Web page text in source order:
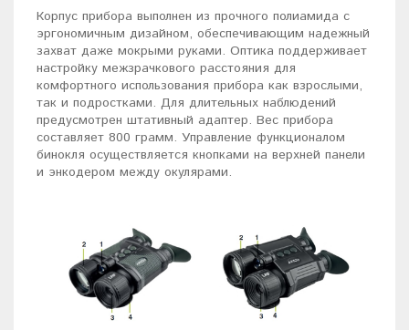
Корпус прибора выполнен из прочного полиамида с
эргономичным дизайном, обеспечивающим надежный
захват даже мокрыми руками. Оптика поддерживает
настройку межзрачкового расстояния для
комфортного использования прибора как взрослыми,
так и подростками. Для длительных наблюдений
предусмотрен штативный адаптер. Вес прибора
составляет 800 грамм. Управление функционалом
бинокля осуществляется кнопками на верхней панели
и энкодером между окулярами.